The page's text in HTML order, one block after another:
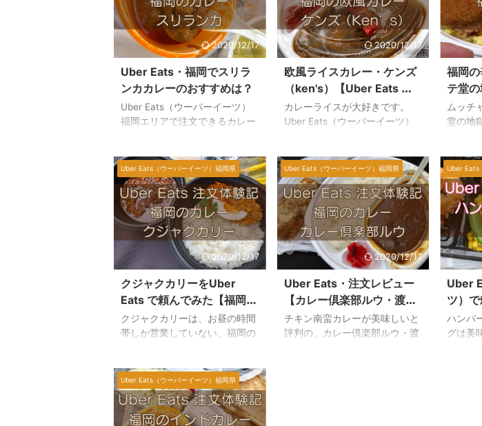
ー 色々な、肉が一番の美味しい
メニューをご覧ください。
Uber Eats（ウーバーイーツ）
で肉が一番を頼んでみた Uber
Eats 配達パートナー登場 肉が
一番をUber Eats で注文してか
ら、およそ15分ほどで料理が到
着しました。 原付バイクの配達
パートナーですね。 ...
Uber Eats で注文してみまし
た。 安定の美味しさですね。好
きです。 Uber Eats（ウーバー
イーツ）でCoCo壱番屋のカレ
ー・実際に食べてみた Uber
Eats（ウーバーイーツ）で
CoCo壱番屋のカレーを注文し
てみました。 Uber Eats は、配
達エリア内で ...
ンです
利用で
紹介し
考にし
Eats（
注文方
の範囲
可能な
2020/12/17
Uber Eats・福岡でスリラ
ンカカレーのおすすめは？
Uber Eats（ウーバーイーツ）
福岡エリアで注文できるカレー
が、最近はまっている美味しい
カレーといえば、スリランカカ
レーです。 エスニックな味が良
いんですよ。いつものCoCo壱
カレーとは、なんだか違う料理
みたいで美味しいです。 Uber
Eats・福岡で注文できるスリラ
ンカ的カレーでおすすめは？
Uber Eats（ウーバーイーツ）
福岡エリアで、『スリランカ料
理』で検索すると4店舗表示さ
れます。 スリランカ ふくおか
大名店 SRILANKA FU ...
2020/12/17
欧風ライスカレー・ケンズ
（ken's）【Uber Eats で
注文してみた】
カレーライスが大好きです。
Uber Eats（ウーバーイーツ）
帯にお腹が空くと、わたしの場
合は大体カレー食べてますね。
今回は、福岡市博多区住吉にあ
る、欧風ライスカレー・ケンズ
をUber Eats で注文してみまし
た。 カレー・ケンズの注文方法
Uber Eats（ウーバーイーツ）
の注文アプリです。 カレーで検
索して、注文可能エリアで配達
可能な距離なら、お店が表示さ
れます。 1番人気だという、佐
賀牛・伊万里牛仕様の牛とろ肉
入りカレーを注文してみまし ...
福岡
テ堂
Uber
ムッチ
堂の地
んです
と。 あ
ウンし
完食い
食べた
しでナ
た。
ツ）で
ナマス
のサン
ます。
カレー
んです
Uber Eats（ウーバーイーツ）福岡県
2020/12/17
クジャクカリーをUber
Eats で頼んでみた【福岡
薬院のカレー・レビュー】
クジャクカリーは、お昼の時間
帯しか営業していない、福岡の
ーが人気なんだとか、ソムリエ
が作っていて、美味しいと評判
のクジャクカリーをUber
Eats（ウーバーイーツ）で注文
Uber Eats（ウーバーイーツ）福岡県
2020/12/17
Uber Eats・注文レビュー
【カレー倶楽部ルウ・渡辺
通り店】
チキン南蛮カレーが美味しいと
評判の、カレー倶楽部ルウ・渡
Uber Eats
Uber
ツ）
ーグ
岡
ハンバ
グは美
Uber Eats（ウーバーイーツ）福岡県